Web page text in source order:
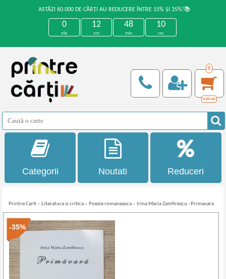
ASTĂZI 60.000 DE CĂRȚI AU REDUCERE ÎNTRE 15% ȘI 35%!📚
0
zile
12
ore
48
min
10
sec
0
0,00 Lei
Categorii Noutati Reduceri
Printre Carti » Literatura si critica » Poezie romaneasca » Irina Maria Zamfirescu - Primavara
-35%